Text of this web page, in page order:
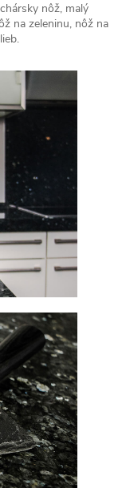
nôž, malý
na zeleninu, nôž na